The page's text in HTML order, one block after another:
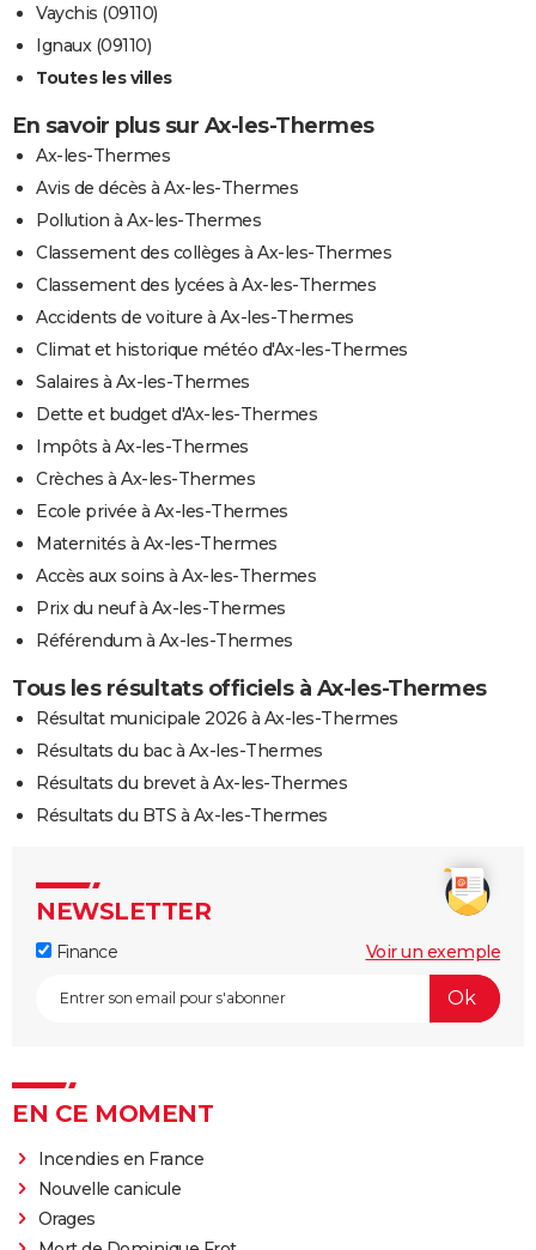
Vaychis (09110)
Ignaux (09110)
Toutes les villes
En savoir plus sur Ax-les-Thermes
Ax-les-Thermes
Avis de décès à Ax-les-Thermes
Pollution à Ax-les-Thermes
Classement des collèges à Ax-les-Thermes
Classement des lycées à Ax-les-Thermes
Accidents de voiture à Ax-les-Thermes
Climat et historique météo d'Ax-les-Thermes
Salaires à Ax-les-Thermes
Dette et budget d'Ax-les-Thermes
Impôts à Ax-les-Thermes
Crèches à Ax-les-Thermes
Ecole privée à Ax-les-Thermes
Maternités à Ax-les-Thermes
Accès aux soins à Ax-les-Thermes
Prix du neuf à Ax-les-Thermes
Référendum à Ax-les-Thermes
Tous les résultats officiels à Ax-les-Thermes
Résultat municipale 2026 à Ax-les-Thermes
Résultats du bac à Ax-les-Thermes
Résultats du brevet à Ax-les-Thermes
Résultats du BTS à Ax-les-Thermes
NEWSLETTER
Finance Voir un exemple
EN CE MOMENT
Incendies en France
Nouvelle canicule
Orages